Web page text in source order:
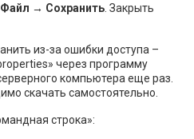
Файл → Сохранить . Закрыть
из-за ошибки доступа –
через программу
компьютера еще раз.
скачать самостоятельно.
строка»: